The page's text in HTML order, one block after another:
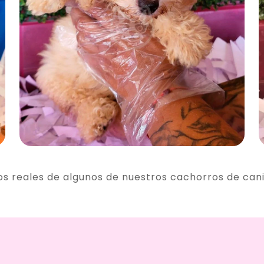
reales de algunos de nuestros cachorros de